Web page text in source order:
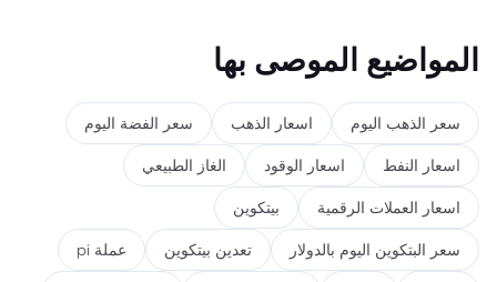
المواضيع الموصى بها
سعر الذهب اليوم اسعار الذهب سعر الفضة اليوم
اسعار النفط اسعار الوقود الغاز الطبيعي
اسعار العملات الرقمية بيتكوين
سعر البتكوين اليوم بالدولار تعدين بيتكوين عملة pi